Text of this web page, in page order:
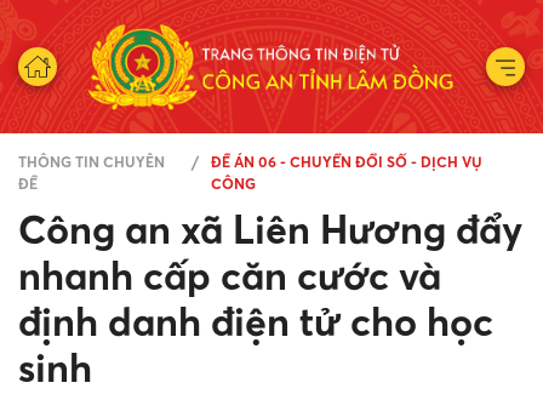
THÔNG TIN CHUYÊN
ĐỀ
ĐỀ ÁN 06 - CHUYỂN ĐỔI SỐ - DỊCH VỤ
CÔNG
Công an xã Liên Hương đẩy
nhanh cấp căn cước và
định danh điện tử cho học
sinh